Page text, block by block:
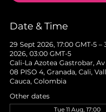
Date & Time
29 Sept 2026, 17:00 GMT-5 –
2026, 03:00 GMT-5
Cali-La Azotea Gastrobar,
08 PISO 4, Granada, Cali,
Cauca, Colombia
Other dates
Tue 11 Aug, 17:00